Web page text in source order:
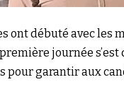
ont débuté avec les
journée
pour garantir aux